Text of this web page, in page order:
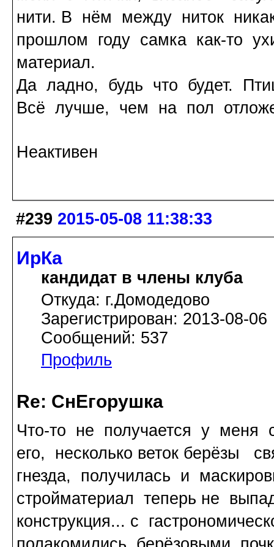
нити. В нём между ниток
прошлом году самка как-то
материал.
Да ладно, будь что будет.
Всё лучше, чем на пол
Неактивен
#239 2015-05-08 11:38:33
ИрКа
кандидат в члены клуба
Откуда: г.Домодедово
Зарегистрирован: 2013-08-06
Сообщений: 537
Профиль
Re: СнЕгорушка
Что-то не получается у
его, несколько веток берёзы
гнезда, получилась и
стройматериал теперь не
конструкция... с